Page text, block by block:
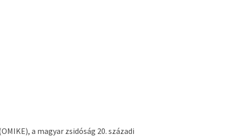
a magyar zsidóság 20. századi